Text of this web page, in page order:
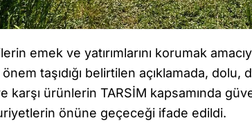
emek ve yatırımlarını korumak
taşıdığı belirtilen açıklamada, dolu,
karşı ürünlerin TARSİM kapsamında
önüne geçeceği ifade edildi.